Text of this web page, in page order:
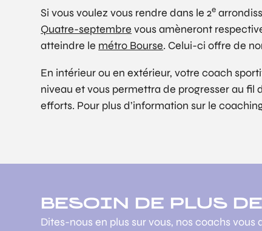
Si vous voulez vous rendre dans le 2e
Quatre-septembre vous amèneront
atteindre le métro Bourse. Celui-ci offre de
En intérieur ou en extérieur, votre coach
niveau et vous permettra de progresser au fil
efforts. Pour plus d’information sur le
BESOIN DE PLUS
Dites-nous en plus sur vous, nos coachs